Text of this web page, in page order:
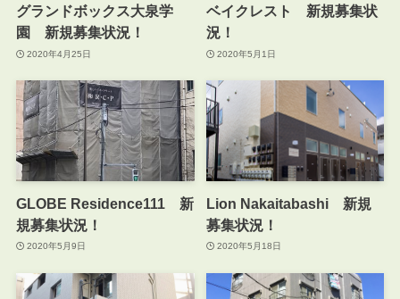
グランドボックス大泉学
園 新規募集状況！
2020年4月25日
ベイクレスト 新規募集状
況！
2020年5月1日
GLOBE Residence111 新
規募集状況！
2020年5月9日
Lion Nakaitabashi 新規
募集状況！
2020年5月18日